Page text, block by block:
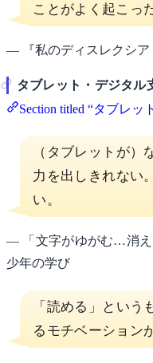
ことがよく起こっ
— 『私のディスレクシア
タブレット・デジタル
Section titled “タブレ
（タブレットが）
力を出しきれない
い。
— 「文字がゆがむ…消え
少年の学び
「読める」とい
るモチベーション